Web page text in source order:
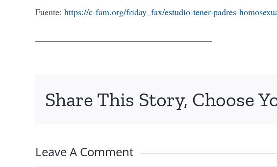
Fuente: https://c-fam.org/friday_fax/estudio-tener-padres-
Share This Story, Choose
Leave A Comment